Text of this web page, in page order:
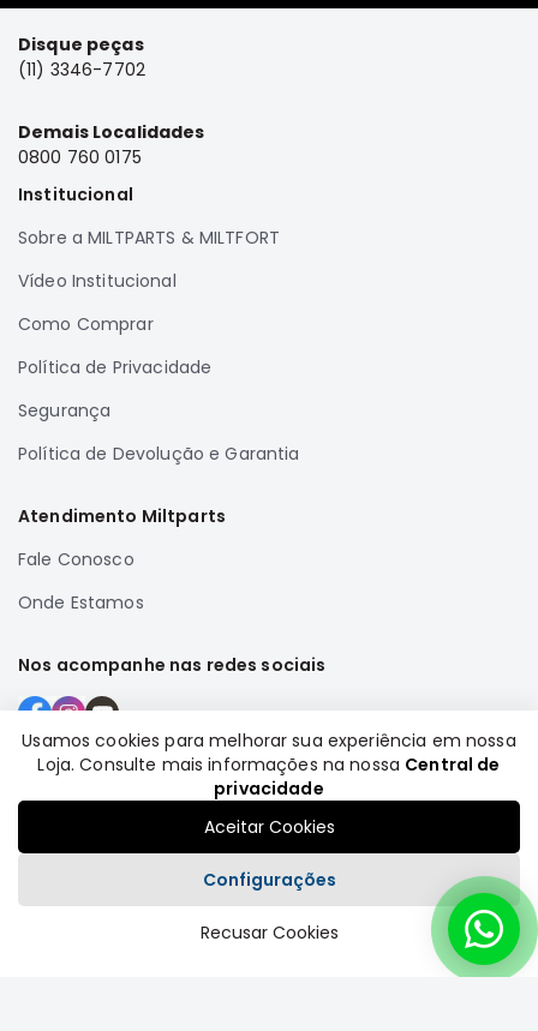
L200
GL,
GLS
Pajero
Lancer
Airtrek
Disque peças
(11) 3346-7702
Demais Localidades
0800 760 0175
Institucional
Sobre a MILTPARTS & MILTFORT
Vídeo Institucional
Como Comprar
Política de Privacidade
Segurança
Política de Devolução e Garantia
Atendimento Miltparts
Fale Conosco
Onde Estamos
Nos acompanhe nas redes sociais
Formas de pagamento
Plataforma
Usamos cookies para melhorar sua experiência em nossa
Loja. Consulte mais informações na nossa Central de
privacidade
Aceitar Cookies
Configurações
Recusar Cookies